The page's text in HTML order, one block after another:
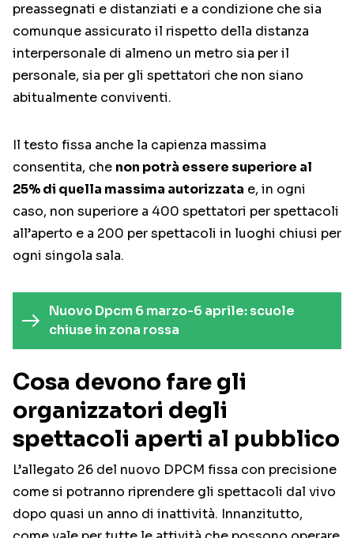
preassegnati e distanziati e a condizione che sia
comunque assicurato il rispetto della distanza
interpersonale di almeno un metro sia per il
personale, sia per gli spettatori che non siano
abitualmente conviventi.
Il testo fissa anche la capienza massima
consentita, che non potrà essere superiore al
25% di quella massima autorizzata e, in ogni
caso, non superiore a 400 spettatori per spettacoli
all’aperto e a 200 per spettacoli in luoghi chiusi per
ogni singola sala.
Nuovo Dpcm 6 marzo-6 aprile: scuole
chiuse in zona rossa
Cosa devono fare gli
organizzatori degli
spettacoli aperti al pubblico
L’allegato 26 del nuovo DPCM fissa con precisione
come si potranno riprendere gli spettacoli dal vivo
dopo quasi un anno di inattività. Innanzitutto,